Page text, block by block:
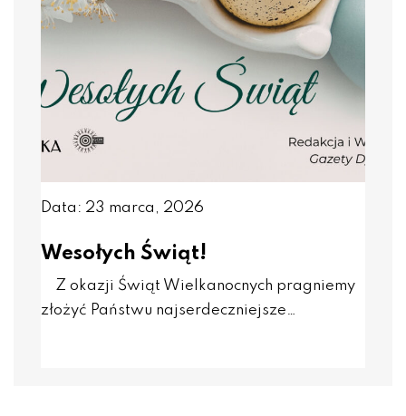
Data: 23 marca, 2026
Wesołych Świąt!
Z okazji Świąt Wielkanocnych pragniemy
złożyć Państwu najserdeczniejsze…